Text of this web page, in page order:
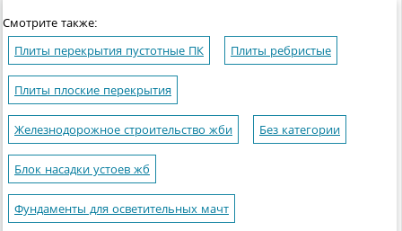
Смотрите также:
Плиты перекрытия пустотные ПК Плиты ребристые
Плиты плоские перекрытия
Железнодорожное строительство жби Без категории
Блок насадки устоев жб
Фундаменты для осветительных мачт